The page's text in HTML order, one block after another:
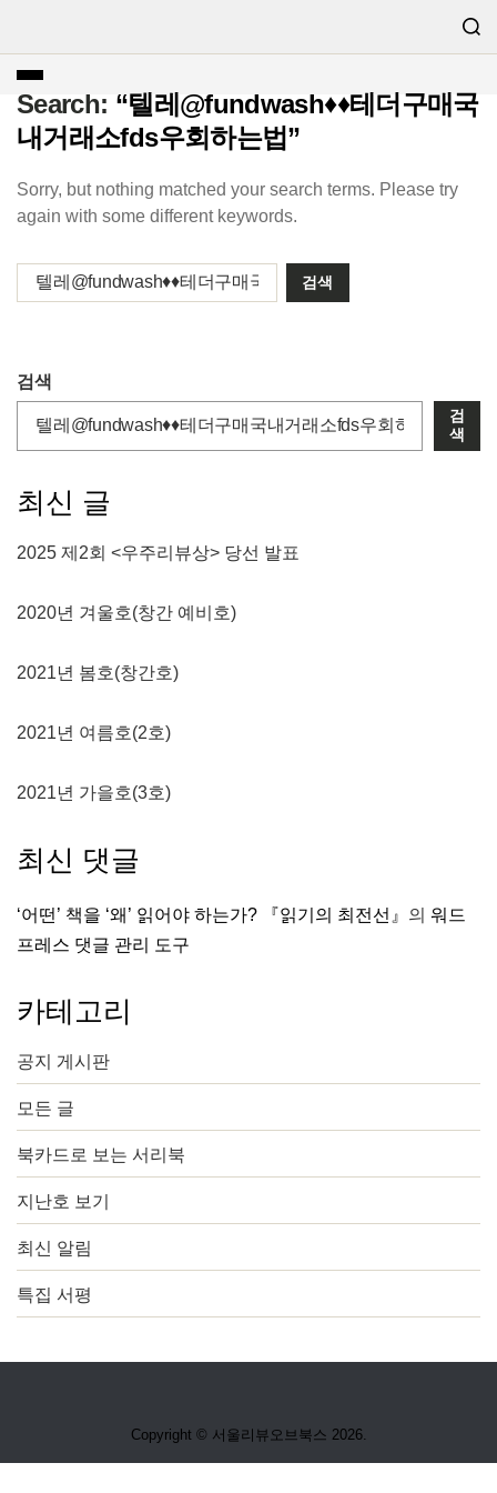
Search: “텔레@fundwash♦♦테더구매국
내거래소fds우회하는법”
Sorry, but nothing matched your search terms. Please try
again with some different keywords.
검색
검
색
최신 글
2025 제2회 <우주리뷰상> 당선 발표
2020년 겨울호(창간 예비호)
2021년 봄호(창간호)
2021년 여름호(2호)
2021년 가을호(3호)
최신 댓글
‘어떤’ 책을 ‘왜’ 읽어야 하는가? 『읽기의 최전선』 의 워드
프레스 댓글 관리 도구
카테고리
공지 게시판
모든 글
북카드로 보는 서리북
지난호 보기
최신 알림
특집 서평
Copyright © 서울리뷰오브북스 2026.